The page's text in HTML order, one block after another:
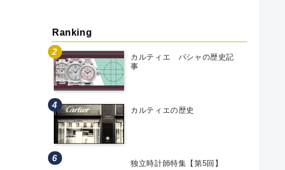
Ranking
カルティエ パシャの歴史記
事
カルティエの歴史
独立時計師特集【第5回】